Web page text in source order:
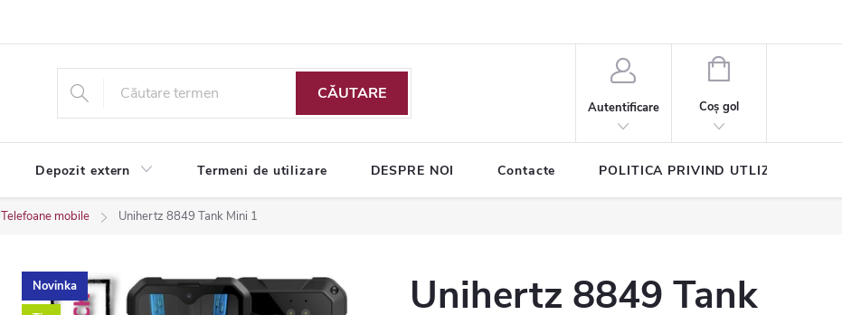
CĂUTARE
Autentificare
COŞ
CUMPĂRĂTURI
Coş gol
Depozit extern Termeni de utilizare DESPRE NOI Contacte POLITICA PRIVIND UTLIZAREA
Telefoane mobile Unihertz 8849 Tank Mini 1
Novinka
Unihertz 8849 Tank